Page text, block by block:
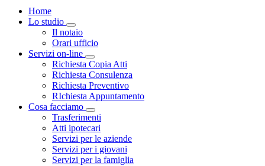
Home
Lo studio
Toggle Dropdown
Il notaio
Orari ufficio
Servizi on-line
Toggle Dropdown
Richiesta Copia Atti
Richiesta Consulenza
Richiesta Preventivo
RIchiesta Appuntamento
Cosa facciamo
Toggle Dropdown
Trasferimenti
Atti ipotecari
Servizi per le aziende
Servizi per i giovani
Servizi per la famiglia